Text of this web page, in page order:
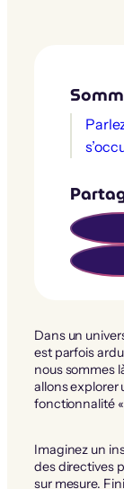
Dans un
est parfois
nous sommes
allons explorer
fonctionnalité
Imaginez un
des directives
sur mesure.